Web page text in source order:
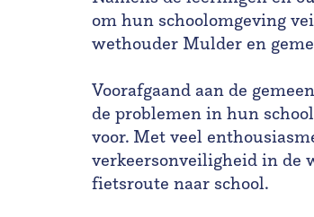
om hun schoolomgeving
wethouder Mulder en
Voorafgaand aan de
de problemen in hun
voor. Met veel
verkeersonveiligheid in de
fietsroute naar school.